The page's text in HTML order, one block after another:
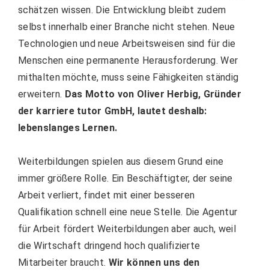
schätzen wissen. Die Entwicklung bleibt zudem
selbst innerhalb einer Branche nicht stehen. Neue
Technologien und neue Arbeitsweisen sind für die
Menschen eine permanente Herausforderung. Wer
mithalten möchte, muss seine Fähigkeiten ständig
erweitern. Das Motto von Oliver Herbig, Gründer
der karriere tutor GmbH, lautet deshalb:
lebenslanges Lernen.
Weiterbildungen spielen aus diesem Grund eine
immer größere Rolle. Ein Beschäftigter, der seine
Arbeit verliert, findet mit einer besseren
Qualifikation schnell eine neue Stelle. Die Agentur
für Arbeit fördert Weiterbildungen aber auch, weil
die Wirtschaft dringend hoch qualifizierte
Mitarbeiter braucht. Wir können uns den